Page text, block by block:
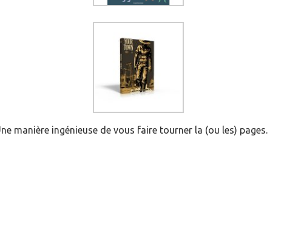
manière ingénieuse de vous faire tourner la (ou les) pages.